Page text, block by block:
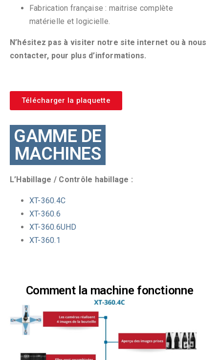
Fabrication française : maitrise complète
matérielle et logicielle.
N’hésitez pas à visiter notre site internet ou à nous
contacter, pour plus d’informations.
Télécharger la plaquette
GAMME DE
MACHINES
L’Habillage / Contrôle habillage :
XT-360.4C
XT-360.6
XT-360.6UHD
XT-360.1
Comment la machine fonctionne